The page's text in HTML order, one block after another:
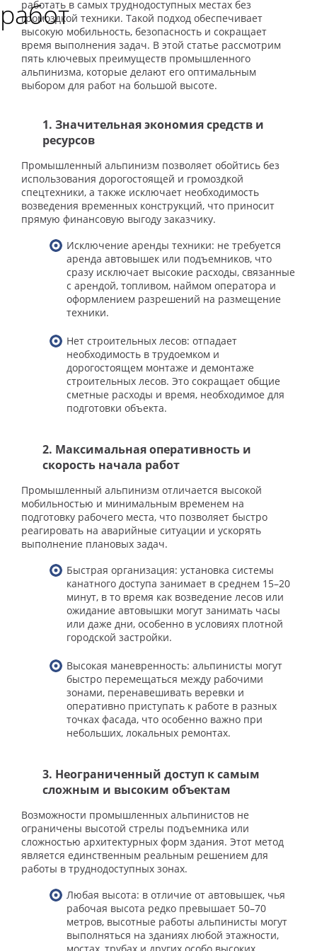
работ
работать в самых труднодоступных местах без
громоздкой техники. Такой подход обеспечивает
высокую мобильность, безопасность и сокращает
время выполнения задач. В этой статье рассмотрим
пять ключевых преимуществ промышленного
альпинизма, которые делают его оптимальным
выбором для работ на большой высоте.
1. Значительная экономия средств и
ресурсов
Промышленный альпинизм позволяет обойтись без
использования дорогостоящей и громоздкой
спецтехники, а также исключает необходимость
возведения временных конструкций, что приносит
прямую финансовую выгоду заказчику.
Исключение аренды техники: не требуется
аренда автовышек или подъемников, что
сразу исключает высокие расходы, связанные
с арендой, топливом, наймом оператора и
оформлением разрешений на размещение
техники.
Нет строительных лесов: отпадает
необходимость в трудоемком и
дорогостоящем монтаже и демонтаже
строительных лесов. Это сокращает общие
сметные расходы и время, необходимое для
подготовки объекта.
2. Максимальная оперативность и
скорость начала работ
Промышленный альпинизм отличается высокой
мобильностью и минимальным временем на
подготовку рабочего места, что позволяет быстро
реагировать на аварийные ситуации и ускорять
выполнение плановых задач.
Быстрая организация: установка системы
канатного доступа занимает в среднем 15–20
минут, в то время как возведение лесов или
ожидание автовышки могут занимать часы
или даже дни, особенно в условиях плотной
городской застройки.
Высокая маневренность: альпинисты могут
быстро перемещаться между рабочими
зонами, перенавешивать веревки и
оперативно приступать к работе в разных
точках фасада, что особенно важно при
небольших, локальных ремонтах.
3. Неограниченный доступ к самым
сложным и высоким объектам
Возможности промышленных альпинистов не
ограничены высотой стрелы подъемника или
сложностью архитектурных форм здания. Этот метод
является единственным реальным решением для
работы в труднодоступных зонах.
Любая высота: в отличие от автовышек, чья
рабочая высота редко превышает 50–70
метров, высотные работы альпинисты могут
выполняться на зданиях любой этажности,